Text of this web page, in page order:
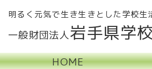
一般財団法人岩手県学
明るく元気で生き生きとした学校生
HOME